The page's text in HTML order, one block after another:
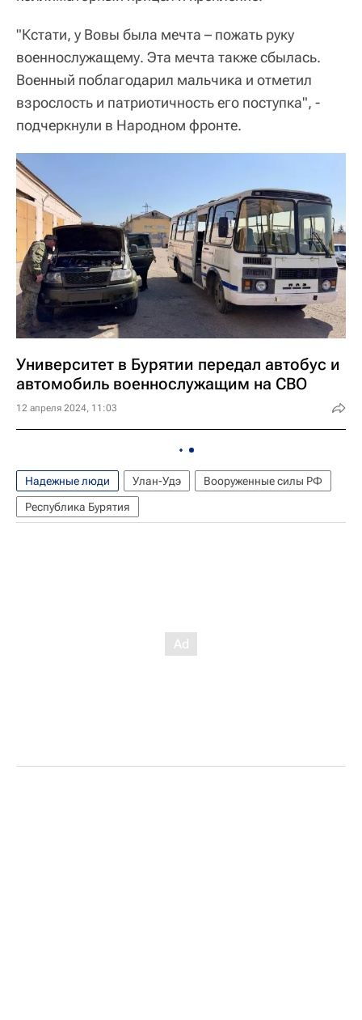
"Кстати, у Вовы была мечта – пожать руку
военнослужащему. Эта мечта также сбылась.
Военный поблагодарил мальчика и отметил
взрослость и патриотичность его поступка", -
подчеркнули в Народном фронте.
Университет в Бурятии передал автобус и
автомобиль военнослужащим на СВО
12 апреля 2024, 11:03
Надежные люди Улан-Удэ
Вооруженные силы РФ
Республика Бурятия